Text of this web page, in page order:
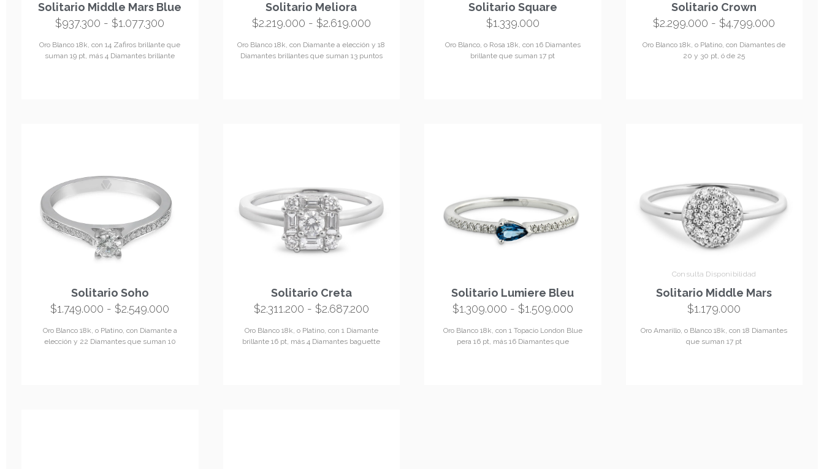
Solitario Middle Mars Blue
$937.300 - $1.077.300
Oro Blanco 18k, con 14 Zafiros brillante que
suman 19 pt, más 4 Diamantes brillante
Solitario Meliora
$2.219.000 - $2.619.000
Oro Blanco 18k, con Diamante a elección y 18
Diamantes brillantes que suman 13 puntos
Solitario Square
$1.339.000
Oro Blanco, o Rosa 18k, con 16 Diamantes
brillante que suman 17 pt
Solitario Crown
$2.299.000 - $4.799.000
Oro Blanco 18k, o Platino, con Diamantes de
20 y 30 pt, ó de 25
Solitario Soho
$1.749.000 - $2.549.000
Oro Blanco 18k, o Platino, con Diamante a
elección y 22 Diamantes que suman 10
Solitario Creta
$2.311.200 - $2.687.200
Oro Blanco 18k, o Platino, con 1 Diamante
brillante 16 pt, más 4 Diamantes baguette
Solitario Lumiere Bleu
$1.309.000 - $1.509.000
Oro Blanco 18k, con 1 Topacio London Blue
pera 16 pt, más 16 Diamantes que
Consulta Disponibilidad
Solitario Middle Mars
$1.179.000
Oro Amarillo, o Blanco 18k, con 18 Diamantes
que suman 17 pt